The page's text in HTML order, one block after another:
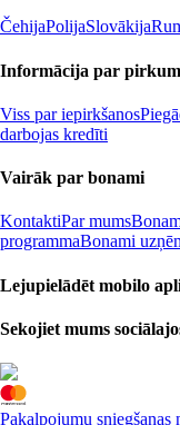
ČehijaPolijaSlovākija
Informācija par
Viss par iepirkšanos
darbojas kredīti
Vairāk par bonami
KontaktiPar mums
programmaBonami
Lejupielādēt mobilo
Sekojiet mums
Pakalpojumu sniegšanas